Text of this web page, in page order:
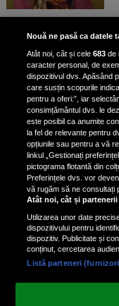
Nouă ne pasă ca datele
Atât noi, cât și cele683 de
caracter personal, de
dispozitivul dvs. Apăsând
care susțin scopurile
pentru a oferi:”, iar
consimțământul dvs. le
este posibil ca anumite
la fel de relevante pentru
opțiunile sau pentru a vă
linkul „Gestionați
pictograma flotantă din
Preferințele dvs. vor
vă rugăm să ne consultați
Atât noi, cât și
Utilizarea unor date
dispozitivului pentru
dispozitiv. Publicitate și
conținut, cercetarea
Listă parteneri